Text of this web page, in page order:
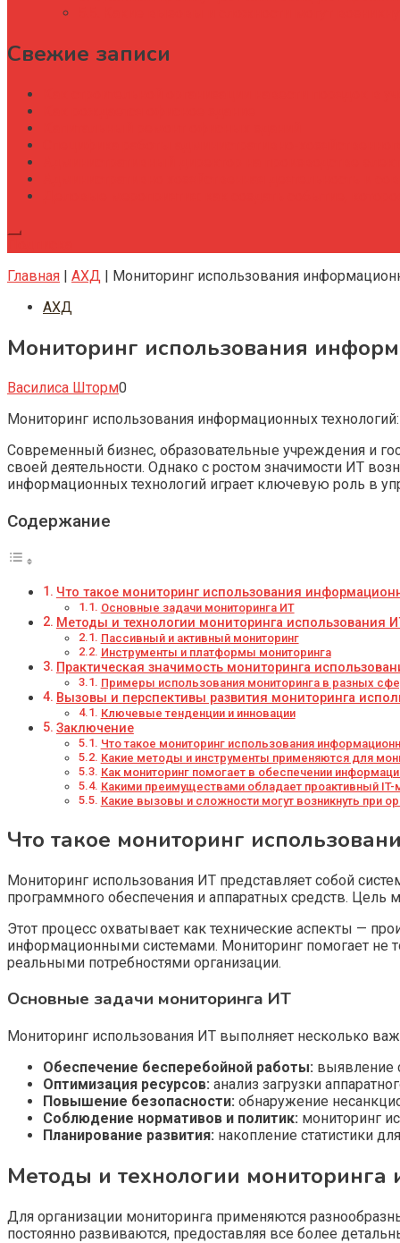
Свежие записи
Главная | АХД | Мониторинг использования
АХД
Мониторинг использования
Василиса Шторм0
Мониторинг использования информационных
Современный бизнес, образовательные учреждения и
своей деятельности. Однако с ростом значимости ИТ
информационных технологий играет ключевую роль в
Содержание
Что такое мониторинг использования
Основные задачи мониторинга ИТ
Методы и технологии мониторинга использования
Пассивный и активный мониторинг
Инструменты и платформы мониторинга
Практическая значимость мониторинга
Примеры использования мониторинга в разных
Вызовы и перспективы развития мониторинга
Ключевые тенденции и инновации
Заключение
Что такое мониторинг использования
Какие методы и инструменты применяются для
Как мониторинг помогает в обеспечении
Какими преимуществами обладает проактивный IT-
Какие вызовы и сложности могут возникнуть при
Что такое мониторинг
Мониторинг использования ИТ представляет собой
программного обеспечения и аппаратных средств. Цель
Этот процесс охватывает как технические аспекты —
информационными системами. Мониторинг помогает не
реальными потребностями организации.
Основные задачи мониторинга ИТ
Мониторинг использования ИТ выполняет несколько
Обеспечение бесперебойной работы: выявление
Оптимизация ресурсов: анализ загрузки
Повышение безопасности: обнаружение
Соблюдение нормативов и политик: мониторинг
Планирование развития: накопление статистики
Методы и технологии мониторинга
Для организации мониторинга применяются
постоянно развиваются, предоставляя все более